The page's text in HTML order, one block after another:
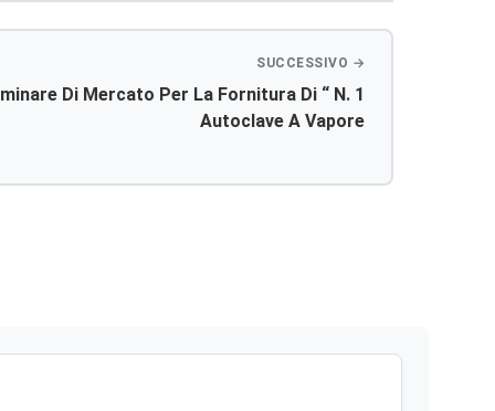
Per La Fornitura Di “ N. 1
Autoclave A Vapore